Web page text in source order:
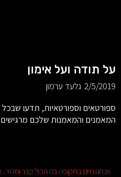
על תודה ועל אימון
2/5/2019 גלעד ערמון
ספורטאים וספורטאיות, תדעו
המאמנים והמאמנות שלכם
אנחנו חיים בתקופה בה הכול קצר ומהיר.